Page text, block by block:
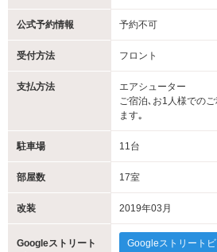
公式予約情報 予約不可
受付方法 フロント
支払方法
エアシューター
ご宿泊､お1人様での
ます｡
駐車場 11台
部屋数 17室
改装 2019年03月
Googleストリート
Googleストリート